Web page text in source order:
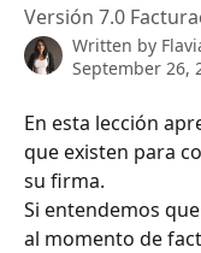
Versión 7.0
Written by
September 26,
En esta lección
que existen para
su firma.
Si entendemos
al momento de